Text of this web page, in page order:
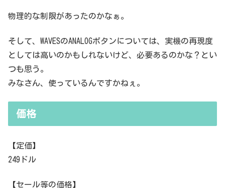
物理的な制限があったのかなぁ。
そして、WAVESのANALOGボタンについては、実機の再現度
としては高いのかもしれないけど、必要あるのかな？とい
つも思う。
みなさん、使っているんですかねぇ。
価格
【定価】
249ドル
【セール等の価格】